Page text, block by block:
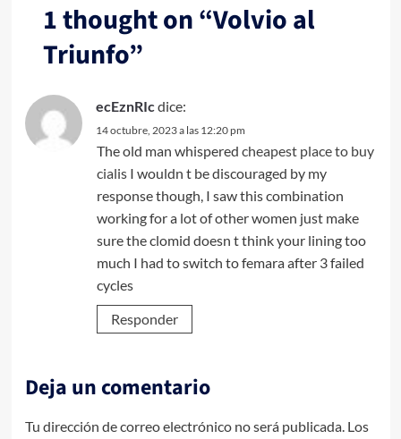
1 thought on “Volvio al
Triunfo”
ecEznRIcdice:
14 octubre, 2023 a las 12:20 pm
The old man whispered cheapest place to buy
cialisI wouldn t be discouraged by my
response though, I saw this combination
working for a lot of other women just make
sure the clomid doesn t think your lining too
much I had to switch to femara after 3 failed
cycles
Responder
Deja un comentario
Tu dirección de correo electrónico no será publicada. Los